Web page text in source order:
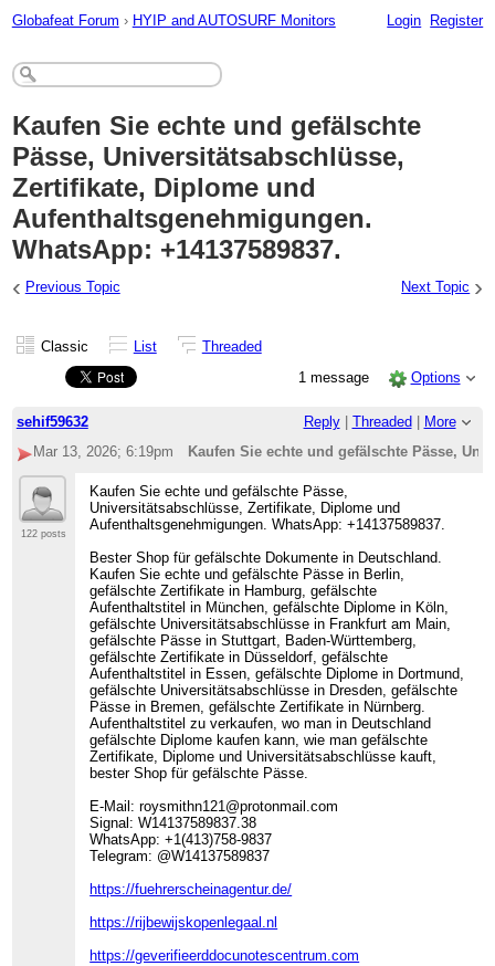
Globafeat Forum › HYIP and AUTOSURF Monitors Login Register
Kaufen Sie echte und gefälschte
Pässe, Universitätsabschlüsse,
Zertifikate, Diplome und
Aufenthaltsgenehmigungen.
WhatsApp: +14137589837.
‹ Previous Topic Next Topic ›
Classic List
Threaded
1 message
Options
sehif59632 Reply| Threaded
More
Mar 13, 2026; 6:19pm
Kaufen Sie echte und gefälschte Pässe,
122 posts
Kaufen Sie echte und gefälschte Pässe,
Universitätsabschlüsse, Zertifikate, Diplome und
Aufenthaltsgenehmigungen. WhatsApp: +14137589837.
Bester Shop für gefälschte Dokumente in Deutschland.
Kaufen Sie echte und gefälschte Pässe in Berlin,
gefälschte Zertifikate in Hamburg, gefälschte
Aufenthaltstitel in München, gefälschte Diplome in Köln,
gefälschte Universitätsabschlüsse in Frankfurt am Main,
gefälschte Pässe in Stuttgart, Baden-Württemberg,
gefälschte Zertifikate in Düsseldorf, gefälschte
Aufenthaltstitel in Essen, gefälschte Diplome in Dortmund,
gefälschte Universitätsabschlüsse in Dresden, gefälschte
Pässe in Bremen, gefälschte Zertifikate in Nürnberg.
Aufenthaltstitel zu verkaufen, wo man in Deutschland
gefälschte Diplome kaufen kann, wie man gefälschte
Zertifikate, Diplome und Universitätsabschlüsse kauft,
bester Shop für gefälschte Pässe.
E-Mail: roysmithn121@protonmail.com
Signal: W14137589837.38
WhatsApp: +1(413)758-9837
Telegram: @W14137589837
https://fuehrerscheinagentur.de/
https://rijbewijskopenlegaal.nl
https://geverifieerddocunotescentrum.com